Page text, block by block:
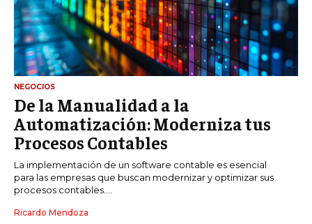
NEGOCIOS
De la Manualidad a la
Automatización: Moderniza tus
Procesos Contables
La implementación de un software contable es esencial
para las empresas que buscan modernizar y optimizar sus
procesos contables....
Ricardo Mendoza